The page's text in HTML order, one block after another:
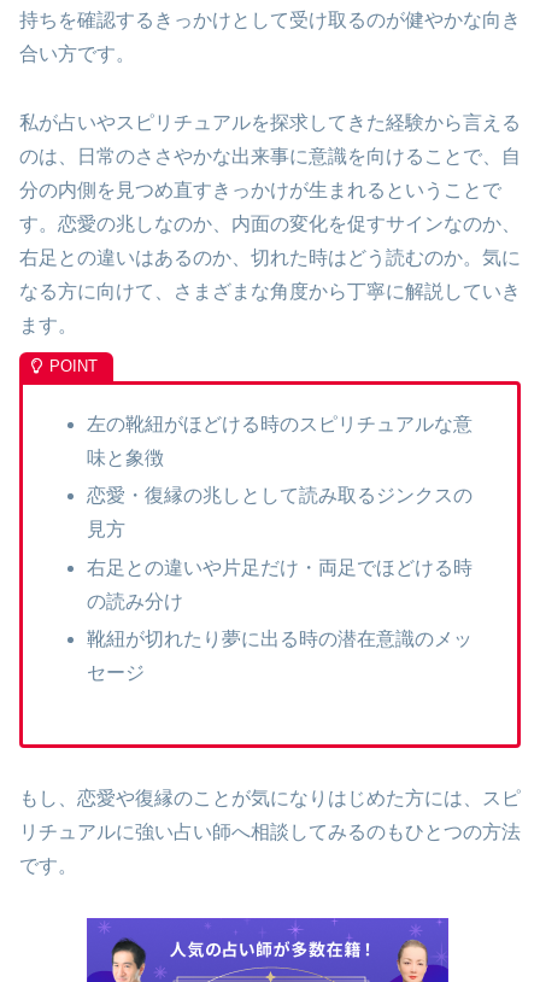
持ちを確認するきっかけとして受け取るのが健やかな向き
合い方です。
私が占いやスピリチュアルを探求してきた経験から言える
のは、日常のささやかな出来事に意識を向けることで、自
分の内側を見つめ直すきっかけが生まれるということで
す。恋愛の兆しなのか、内面の変化を促すサインなのか、
右足との違いはあるのか、切れた時はどう読むのか。気に
なる方に向けて、さまざまな角度から丁寧に解説していき
ます。
左の靴紐がほどける時のスピリチュアルな意
味と象徴
恋愛・復縁の兆しとして読み取るジンクスの
見方
右足との違いや片足だけ・両足でほどける時
の読み分け
靴紐が切れたり夢に出る時の潜在意識のメッ
セージ
もし、恋愛や復縁のことが気になりはじめた方には、スピ
リチュアルに強い占い師へ相談してみるのもひとつの方法
です。